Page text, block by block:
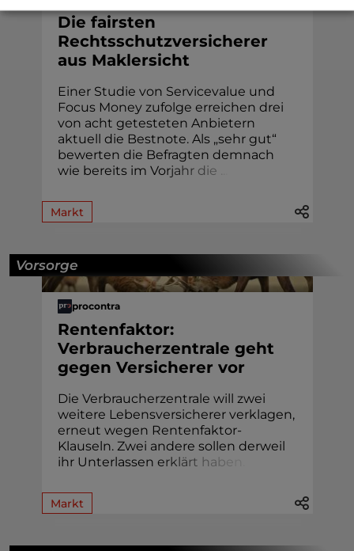
Die fairsten
Rechtsschutzversicherer
aus Maklersicht
Einer Studie von Servicevalue und
Focus Money zufolge erreichen drei
von acht getesteten Anbietern
aktuell die Bestnote. Als „sehr gut“
bewerten die Befragten demnach
wie bereits im Vorjahr die
Markt
Vorsorge
procontra
Rentenfaktor:
Verbraucherzentrale geht
gegen Versicherer vor
Die Verbraucherzentrale will zwei
weitere Lebensversicherer verklagen,
erneut wegen Rentenfaktor-
Klauseln. Zwei andere sollen derweil
ihr Unterlassen erklärt habe
Markt